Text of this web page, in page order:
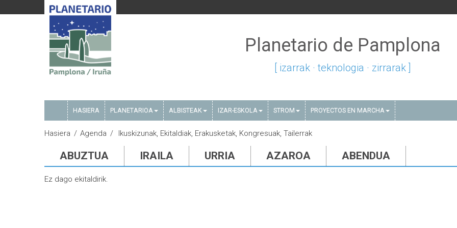
Planetario de Pamplona
[ izarrak · teknologia · zirrarak ]
HASIERA PLANETARIOA ALBISTEAK IZAR-ESKOLA STROM PROYECTOS EN MARCHA
Hasiera Agenda Ikuskizunak, Ekitaldiak, Erakusketak, Kongresuak, Tailerrak
ABUZTUA IRAILA URRIA AZAROA ABENDUA
Ez dago ekitaldirik.